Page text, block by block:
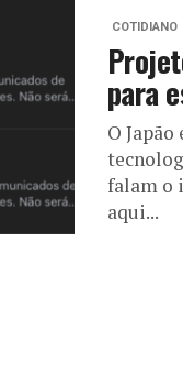
COTIDIANO
para
O
falam o
aqui...